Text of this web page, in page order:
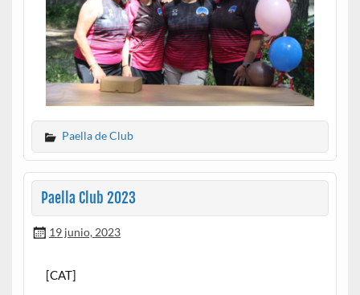
Paella de Club
Paella Club 2023
19 junio, 2023
[CAT]